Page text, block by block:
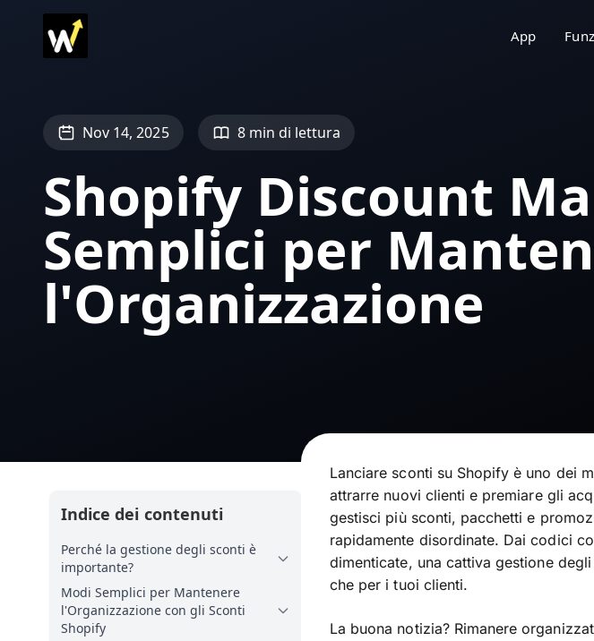
App
Nov 14, 2025 8 min di lettura
Shopify Discount
Semplici per
l'Organizzazione
Indice dei contenuti
Perché la gestione degli sconti è
importante?
Modi Semplici per Mantenere
l'Organizzazione con gli Sconti
Shopify
Lanciare sconti su Shopify è uno dei
attrarre nuovi clienti e premiare gli
gestisci più sconti, pacchetti e
rapidamente disordinate. Dai codici
dimenticate, una cattiva gestione
che per i tuoi clienti.
La buona notizia? Rimanere